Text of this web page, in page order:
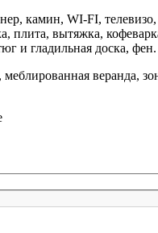
камин, WI-FI, телевизо,
плита, вытяжка,
и гладильная доска, фен.
меблированная веранда,